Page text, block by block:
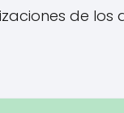
de los